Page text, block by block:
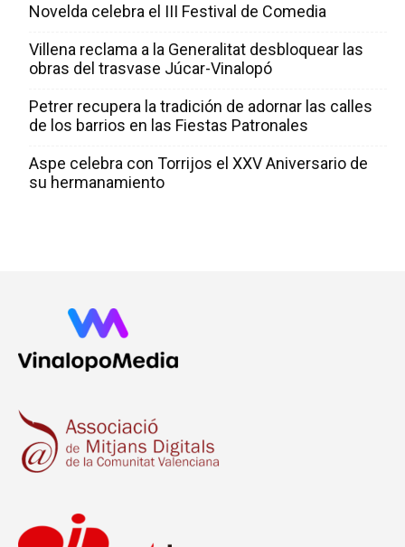
Novelda celebra el III Festival de Comedia
Villena reclama a la Generalitat desbloquear las
obras del trasvase Júcar-Vinalopó
Petrer recupera la tradición de adornar las calles
de los barrios en las Fiestas Patronales
Aspe celebra con Torrijos el XXV Aniversario de
su hermanamiento